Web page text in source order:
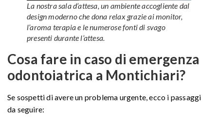
La nostra sala d’attesa, un ambiente accogliente dal
design moderno che dona relax grazie ai monitor,
l’aroma terapia e le numerose fonti di svago
presenti durante l’attesa.
Cosa fare in caso di emergenza
odontoiatrica a Montichiari?
Se sospetti di avere un problema urgente, ecco i passaggi
da seguire: